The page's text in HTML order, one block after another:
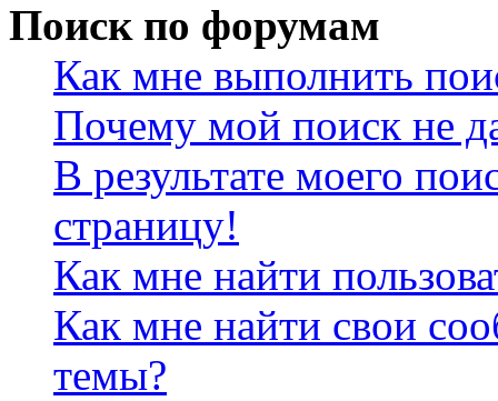
Поиск по форумам
Как мне выполнить
Почему мой поиск не
В результате моего
страницу!
Как мне найти
Как мне найти свои
темы?